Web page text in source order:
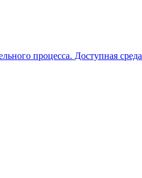
процесса. Доступная среда